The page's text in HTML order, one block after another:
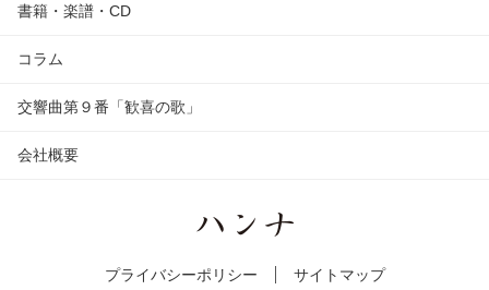
書籍・楽譜・CD
コラム
交響曲第９番「歓喜の歌」
会社概要
プライバシーポリシー サイトマップ